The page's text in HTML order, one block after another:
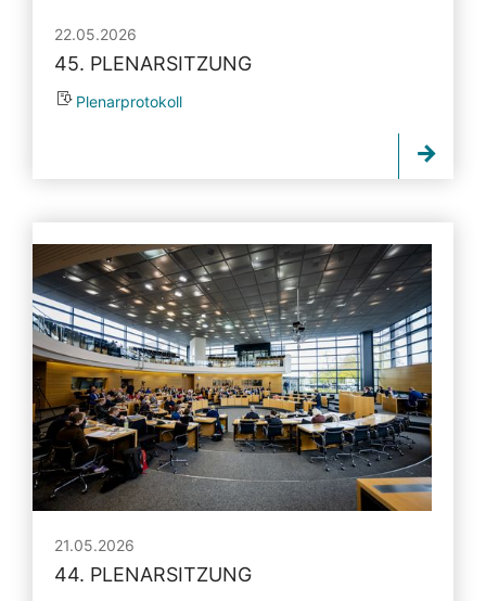
22.05.2026
45. PLENARSITZUNG
Plenarprotokoll
21.05.2026
44. PLENARSITZUNG